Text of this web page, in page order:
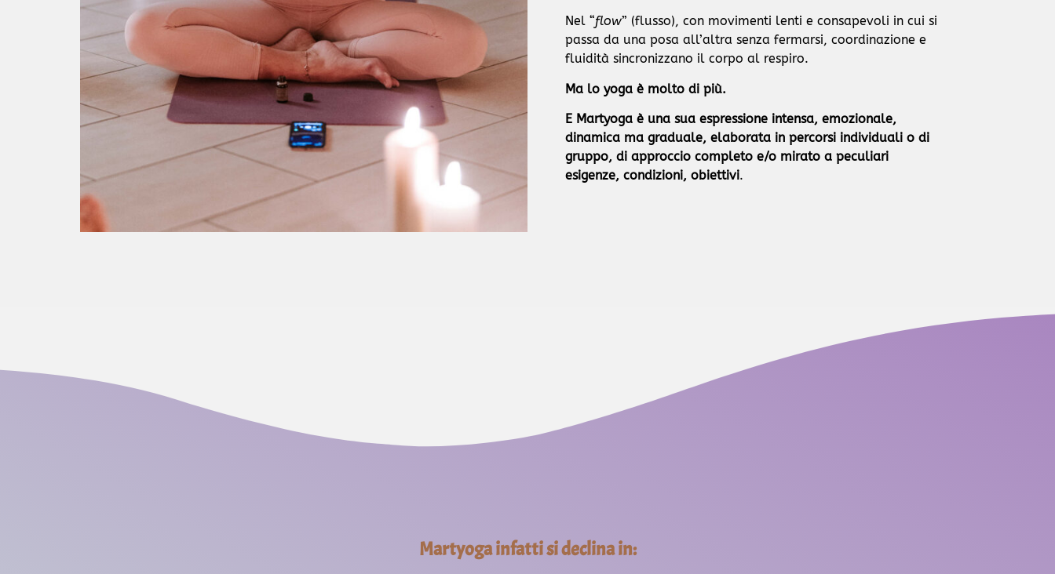
Nel “flow” (flusso), con movimenti lenti e consapevoli in cui si
passa da una posa all’altra senza fermarsi, coordinazione e
fluidità sincronizzano il corpo al respiro.
Ma lo yoga è molto di più.
E Martyoga è una sua espressione intensa, emozionale,
dinamica ma graduale, elaborata in percorsi individuali o di
gruppo, di approccio completo e/o mirato a peculiari
esigenze, condizioni, obiettivi.
Martyoga infatti si declina in: